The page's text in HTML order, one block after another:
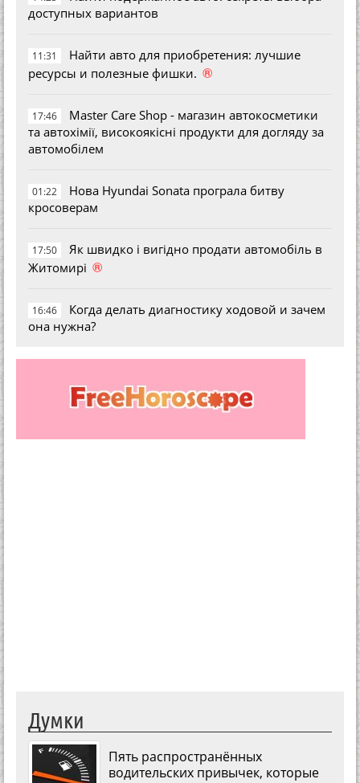
доступных вариантов
11:31
Найти авто для приобретения: лучшие
ресурсы и полезные фишки. ®
17:46
Master Care Shop - магазин автокосметики
та автохімії, високоякісні продукти для догляду за
автомобілем
01:22
Нова Hyundai Sonata програла битву
кросоверам
17:50
Як швидко і вигідно продати автомобіль в
Житомирі ®
16:46
Когда делать диагностику ходовой и зачем
она нужна?
Думки
Пять распространённых
водительских привычек, которые